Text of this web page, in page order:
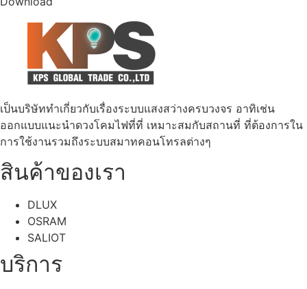
เป็นบริษัททำเกี่ยวกับเรื่องระบบแสงสว่างครบวงจร อาทิเช่น
ออกแบบแนะนำดวงโคมไฟที่ที่ เหมาะสมกับสถานที่ ที่ต้องการใน
การใช้งานรวมถึงระบบสมาทคอนโทรลต่างๆ
สินค้าของเรา
DLUX
OSRAM
SALIOT
บริการ